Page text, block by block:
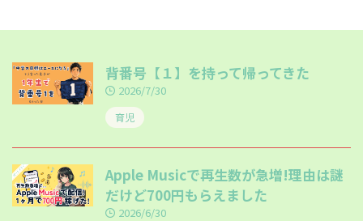
背番号【１】を持って帰ってきた
2026/7/30
育児
Apple Musicで再生数が急増!理由は謎
だけど700円もらえました
2026/6/30